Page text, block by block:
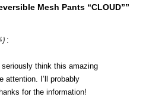
Mesh Pants “CLOUD””
:
think this amazing
attention. I’ll probably
for the information!